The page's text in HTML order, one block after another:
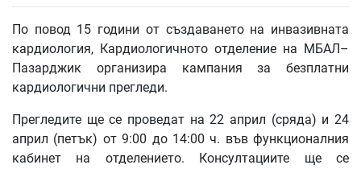
По повод 15 години от създаването на инвазивната
кардиология, Кардиологичното отделение на МБАЛ–
Пазарджик организира кампания за безплатни
кардиологични прегледи.
Прегледите ще се проведат на 22 април (сряда) и 24
април (петък) от 9:00 до 14:00 ч. във функционалния
кабинет на отделението. Консултациите ще се